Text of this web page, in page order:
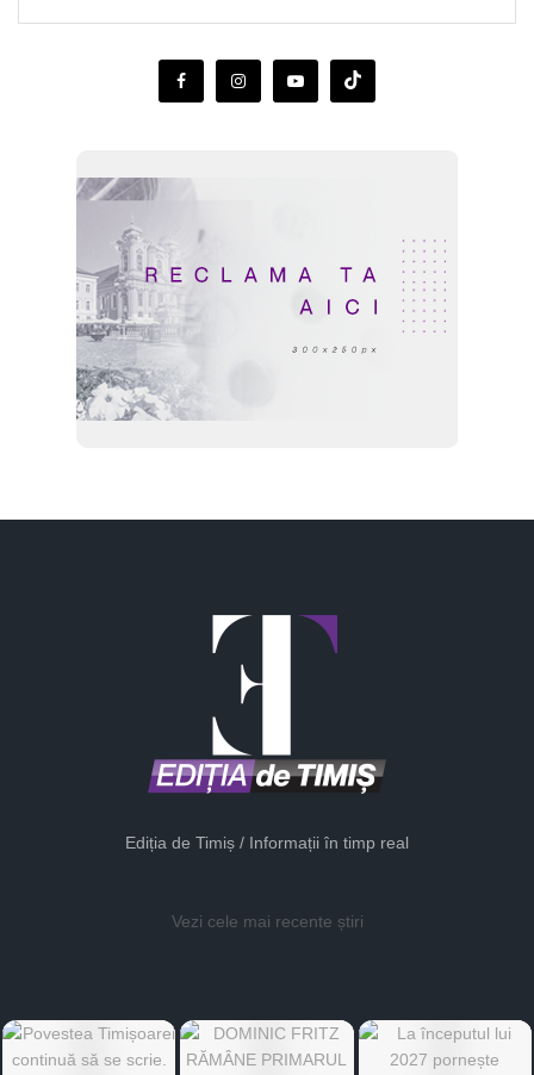
Ediția de Timiș / Informații în timp real
Vezi cele mai recente știri